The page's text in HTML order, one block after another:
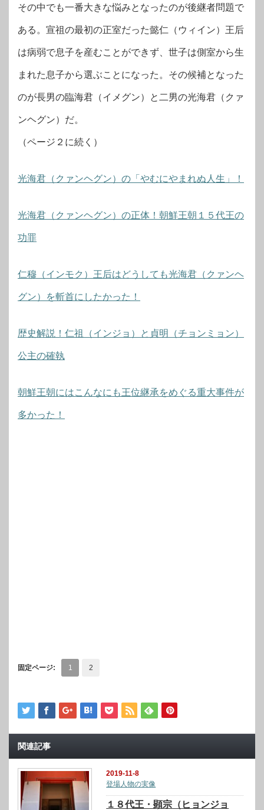
その中でも一番大きな悩みとなったのが後継者問題で
ある。宣祖の最初の正室だった懿仁（ウィイン）王后
は病弱で息子を産むことができず、世子は側室から生
まれた息子から選ぶことになった。その候補となった
のが長男の臨海君（イメグン）と二男の光海君（クァ
ンヘグン）だ。
（ページ２に続く）
光海君（クァンヘグン）の「やむにやまれぬ人生」！
光海君（クァンヘグン）の正体！朝鮮王朝１５代王の
功罪
仁穆（インモク）王后はどうしても光海君（クァンヘ
グン）を斬首にしたかった！
歴史解説！仁祖（インジョ）と貞明（チョンミョン）
公主の確執
朝鮮王朝にはこんなにも王位継承をめぐる重大事件が
多かった！
固定ページ: 1 2
関連記事
2019-11-8
登場人物の実像
１８代王・顕宗（ヒョンジョ